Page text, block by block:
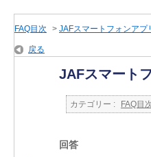
FAQ目次 > JAFスマートフォンアプ
戻る
JAFスマート
カテゴリー : FAQ目
回答